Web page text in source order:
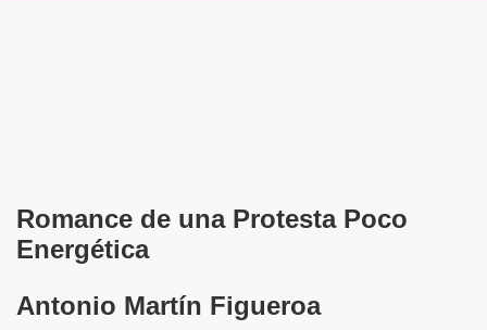
Romance de una Protesta Poco
Energética
Antonio Martín Figueroa